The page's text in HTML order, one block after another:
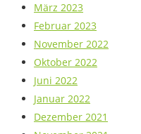
März 2023
Februar 2023
November 2022
Oktober 2022
Juni 2022
Januar 2022
Dezember 2021